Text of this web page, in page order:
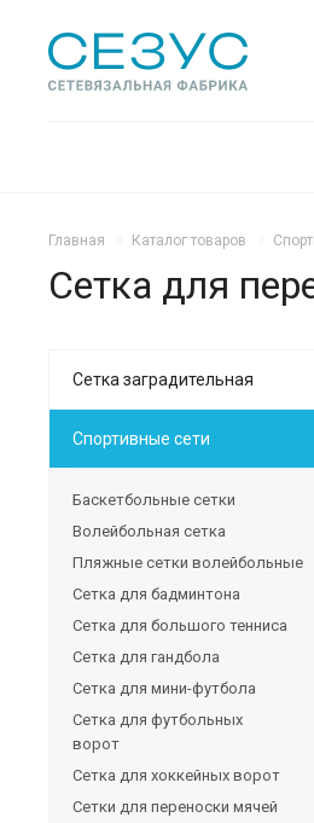
Главная Каталог товаров
Сетка для
Сетка заградительная
Спортивные сети
Баскетбольные сетки
Волейбольная сетка
Пляжные сетки волейбольные
Сетка для бадминтона
Сетка для большого тенниса
Сетка для гандбола
Сетка для мини-футбола
Сетка для футбольных
ворот
Сетка для хоккейных ворот
Сетки для переноски мячей